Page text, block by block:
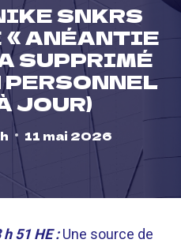
SNKRS
ANÉANTIE
SUPPRIMÉ
PERSONNEL
JOUR)
11 mai 2026
51 HE :Une source de